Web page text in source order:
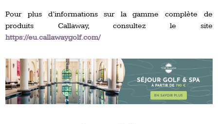
Pour plus d’informations sur la gamme complète de
produits Callaway, consultez le site
https://eu.callawaygolf.com/